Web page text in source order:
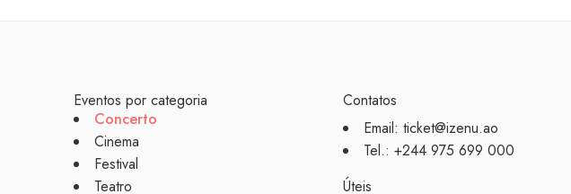
Eventos por categoria
Concerto
Cinema
Festival
Teatro
Contatos
Email: ticket@izenu.ao
Tel.: +244 975 699 000
Úteis